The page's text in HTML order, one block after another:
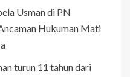
Usman di PN
Hukuman Mati
turun 11 tahun dari